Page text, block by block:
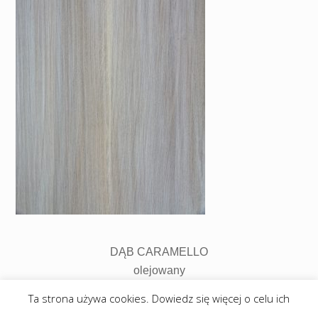
DĄB CARAMELLO
olejowany
Ta strona używa cookies. Dowiedz się więcej o celu ich